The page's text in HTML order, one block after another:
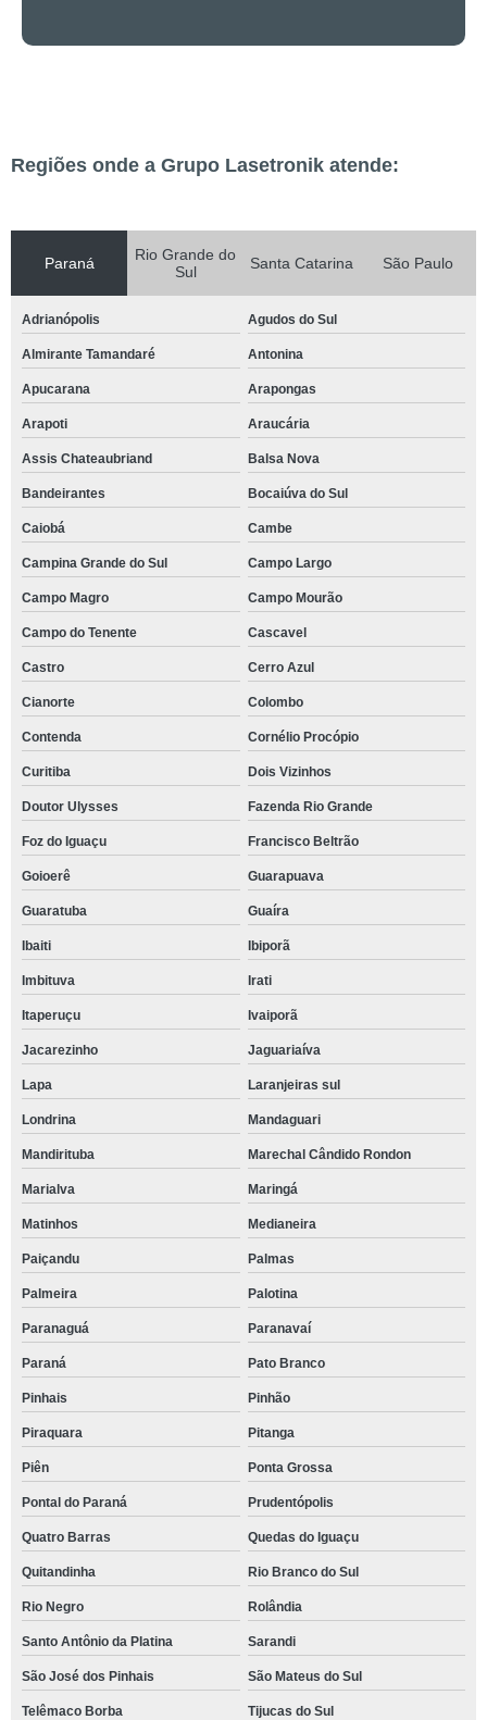
Regiões onde a Grupo Lasetronik atende:
Paraná
Rio Grande do
Sul
Santa Catarina São Paulo
Adrianópolis Agudos do Sul
Almirante Tamandaré Antonina
Apucarana Arapongas
Arapoti Araucária
Assis Chateaubriand Balsa Nova
Bandeirantes Bocaiúva do Sul
Caiobá Cambe
Campina Grande do Sul Campo Largo
Campo Magro Campo Mourão
Campo do Tenente Cascavel
Castro Cerro Azul
Cianorte Colombo
Contenda Cornélio Procópio
Curitiba Dois Vizinhos
Doutor Ulysses Fazenda Rio Grande
Foz do Iguaçu Francisco Beltrão
Goioerê Guarapuava
Guaratuba Guaíra
Ibaiti Ibiporã
Imbituva Irati
Itaperuçu Ivaiporã
Jacarezinho Jaguariaíva
Lapa Laranjeiras sul
Londrina Mandaguari
Mandirituba Marechal Cândido Rondon
Marialva Maringá
Matinhos Medianeira
Paiçandu Palmas
Palmeira Palotina
Paranaguá Paranavaí
Paraná Pato Branco
Pinhais Pinhão
Piraquara Pitanga
Piên Ponta Grossa
Pontal do Paraná Prudentópolis
Quatro Barras Quedas do Iguaçu
Quitandinha Rio Branco do Sul
Rio Negro Rolândia
Santo Antônio da Platina Sarandi
São José dos Pinhais São Mateus do Sul
Telêmaco Borba Tijucas do Sul